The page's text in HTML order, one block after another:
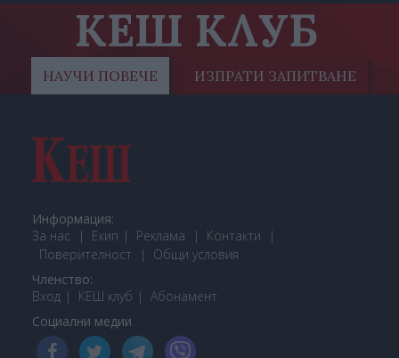
КЕШ КЛУБ
НАУЧИ ПОВЕЧЕ ИЗПРАТИ ЗАПИТВАНЕ
Информация:
За нас
Екип Реклама
Контакти
Поверителност
Общи условия
Членство:
Вход
КЕШ клуб Абонамент
Социални медии